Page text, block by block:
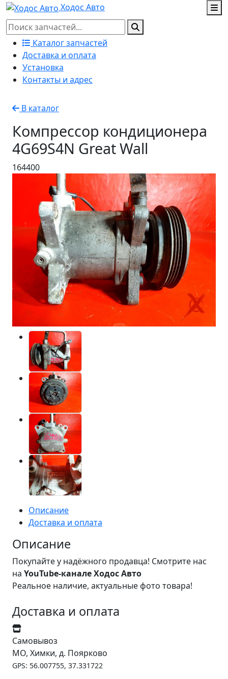
Ходос Авто
Каталог запчастей
Доставка и оплата
Установка
Контакты и адрес
В каталог
Компрессор кондиционера
4G69S4N Great Wall
164400
Описание
Доставка и оплата
Описание
Покупайте у надёжного продавца! Смотрите нас
на YouTube-канале Ходос Авто
Реальное наличие, актуальные фото товара!
Доставка и оплата
Самовывоз
МО, Химки, д. Поярково
GPS: 56.007755, 37.331722